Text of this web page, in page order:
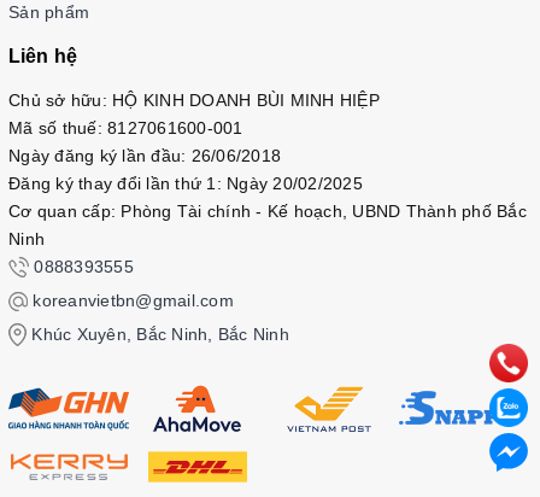
Sản phẩm
Liên hệ
Chủ sở hữu: HỘ KINH DOANH BÙI MINH HIỆP
Mã số thuế: 8127061600-001
Ngày đăng ký lần đầu: 26/06/2018
Đăng ký thay đổi lần thứ 1: Ngày 20/02/2025
Cơ quan cấp: Phòng Tài chính - Kế hoạch, UBND Thành phố Bắc
Ninh
0888393555
koreanvietbn@gmail.com
Khúc Xuyên, Bắc Ninh, Bắc Ninh